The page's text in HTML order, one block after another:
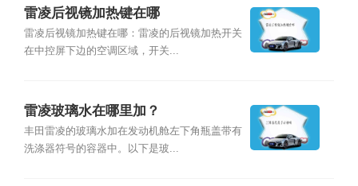
雷凌后视镜加热键在哪
雷凌后视镜加热键在哪：雷凌的后视镜加热开关
在中控屏下边的空调区域，开关...
雷凌玻璃水在哪里加？
丰田雷凌的玻璃水加在发动机舱左下角瓶盖带有
洗涤器符号的容器中。以下是玻...